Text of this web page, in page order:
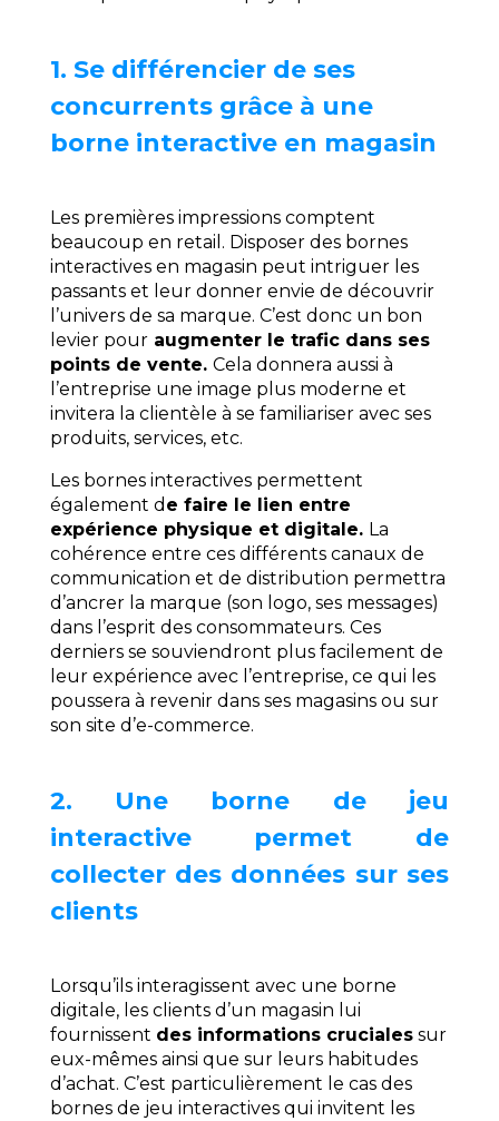
1. Se différencier de ses
concurrents grâce à une
borne interactive en magasin
Les premières impressions comptent
beaucoup en retail. Disposer des bornes
interactives en magasin peut intriguer les
passants et leur donner envie de découvrir
l’univers de sa marque. C’est donc un bon
levier pouraugmenter le trafic dans ses
points de vente. Cela donnera aussi à
l’entreprise une image plus moderne et
invitera la clientèle à se familiariser avec ses
produits, services, etc.
Les bornes interactives permettent
également d e faire le lien entre
expérience physique et digitale. La
cohérence entre ces différents canaux de
communication et de distribution permettra
d’ancrer la marque (son logo, ses messages)
dans l’esprit des consommateurs. Ces
derniers se souviendront plus facilement de
leur expérience avec l’entreprise, ce qui les
poussera à revenir dans ses magasins ou sur
son site d’e-commerce.
2. Une borne de jeu
interactive permet de
collecter des données sur ses
clients
Lorsqu’ils interagissent avec une borne
digitale, les clients d’un magasin lui
fournissent des informations crucialessur
eux-mêmes ainsi que sur leurs habitudes
d’achat. C’est particulièrement le cas des
bornes de jeu interactives qui invitent les